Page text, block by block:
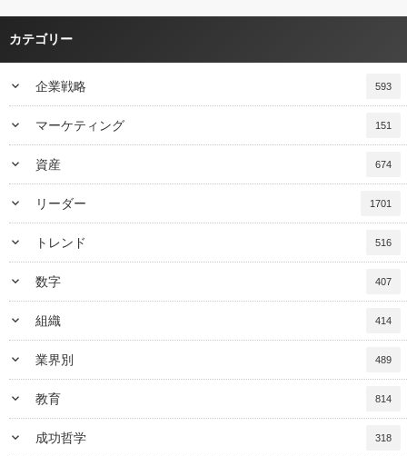
カテゴリー
keyboard_arrow_down 企業戦略 593
keyboard_arrow_down マーケティング 151
keyboard_arrow_down 資産 674
keyboard_arrow_down リーダー 1701
keyboard_arrow_down トレンド 516
keyboard_arrow_down 数字 407
keyboard_arrow_down 組織 414
keyboard_arrow_down 業界別 489
keyboard_arrow_down 教育 814
keyboard_arrow_down 成功哲学 318